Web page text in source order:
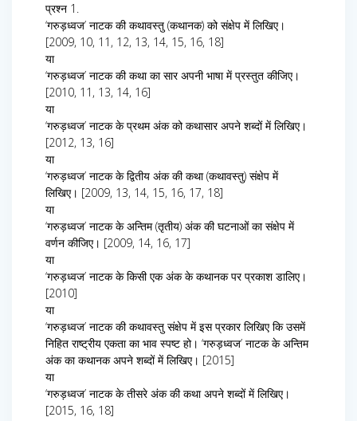
प्रश्न 1.
‘गरुड़ध्वज’ नाटक की कथावस्तु (कथानक) को संक्षेप में लिखिए।
[2009, 10, 11, 12, 13, 14, 15, 16, 18]
या
‘गरुड़ध्वज’ नाटक की कथा का सार अपनी भाषा में प्रस्तुत कीजिए।
[2010, 11, 13, 14, 16]
या
‘गरुड़ध्वज’ नाटक के प्रथम अंक को कथासार अपने शब्दों में लिखिए।
[2012, 13, 16]
या
‘गरुड़ध्वज’ नाटक के द्वितीय अंक की कथा (कथावस्तु) संक्षेप में
लिखिए। [2009, 13, 14, 15, 16, 17, 18]
या
‘गरुड़ध्वज’ नाटक के अन्तिम (तृतीय) अंक की घटनाओं का संक्षेप में
वर्णन कीजिए। [2009, 14, 16, 17]
या
‘गरुड़ध्वज’ नाटक के किसी एक अंक के कथानक पर प्रकाश डालिए।
[2010]
या
‘गरुड़ध्वज’ नाटक की कथावस्तु संक्षेप में इस प्रकार लिखिए कि उसमें
निहित राष्ट्रीय एकता का भाव स्पष्ट हो। ‘गरुड़ध्वज’ नाटक के अन्तिम
अंक का कथानक अपने शब्दों में लिखिए। [2015]
या
‘गरुड़ध्वज’ नाटक के तीसरे अंक की कथा अपने शब्दों में लिखिए।
[2015, 16, 18]